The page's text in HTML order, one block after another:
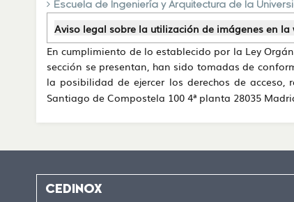
Escuela de Ingeniería y Arquitectura de la
Aviso legal sobre la utilización de imágenes en la
En cumplimiento de lo establecido por la Ley
sección se presentan, han sido tomadas de
la posibilidad de ejercer los derechos de
Santiago de Compostela 100 4ª planta 28035
CEDINOX